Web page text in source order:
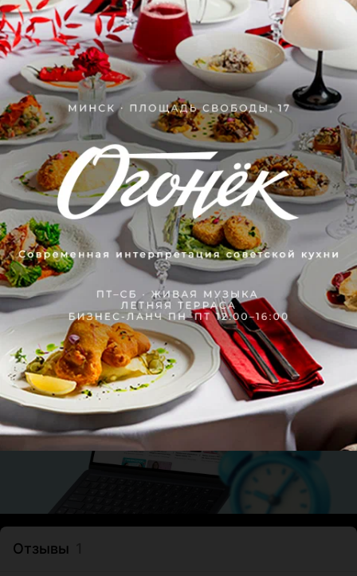
Логовед
4.3 км • ул. Мястровская
Центр развития речи и коммуникативных навыков
Летний нейроинтенсив для детей
Показать ещё
Отзывы